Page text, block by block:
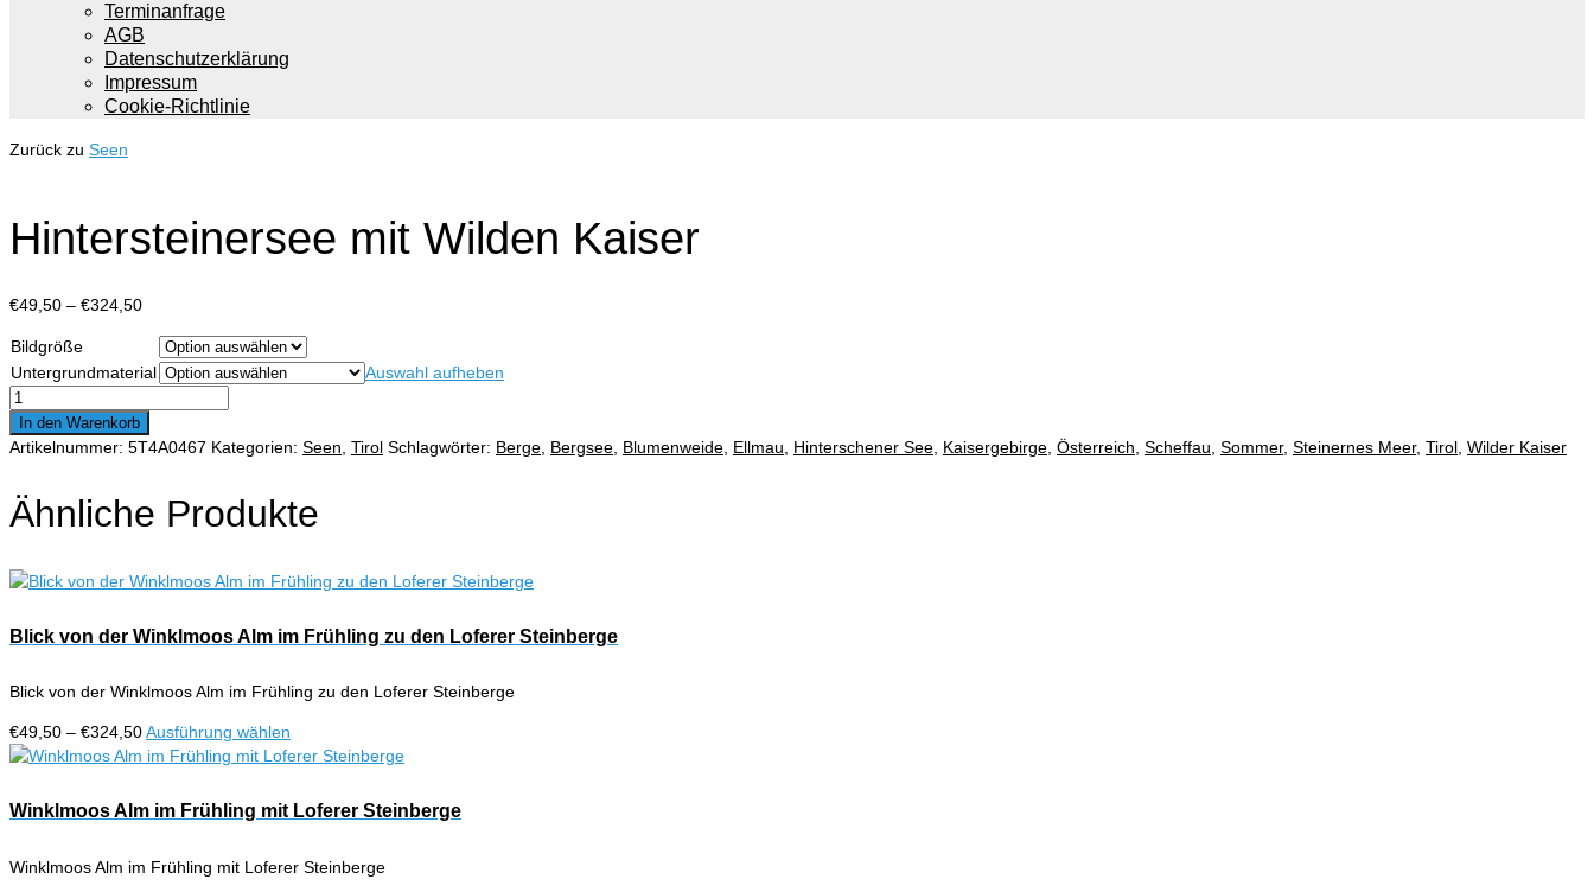
Terminanfrage
AGB
Datenschutzerklärung
Impressum
Cookie-Richtlinie
Zurück zu Seen
Hintersteinersee mit Wilden Kaiser
€49,50 – €324,50Preisspanne:
€324,50
Bildgröße
Untergrundmaterial
Auswahl aufheben
Hintersteinersee
mit
Wilden
Menge
In den Warenkorb
Artikelnummer: 5T4A0467 Kategorien: Seen Tirol Schlagwörter: Berge Bergsee Blumenweide Ellmau Hinterschener See Kaisergebirge Österreich Scheffau Sommer, Steinernes Meer, Tirol Wilder Kaiser
Ähnliche Produkte
Blick von der Winklmoos Alm im Frühling zu den Loferer Steinberge
Blick von der Winklmoos Alm im Frühling zu den Loferer Steinberge
€49,50 – €324,50Preisspanne:
€49,50
€324,50
Ausführung wählen
Produkt
mehrere
Varianten
Die
Winklmoos Alm im Frühling mit Loferer Steinberge
Winklmoos Alm im Frühling mit Loferer Steinberge